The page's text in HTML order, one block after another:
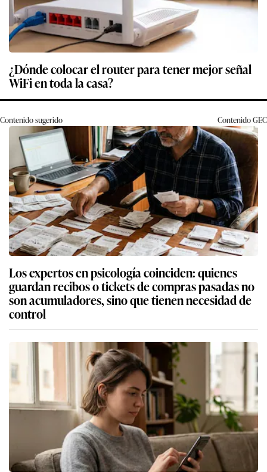
¿Dónde colocar el router para tener mejor señal
WiFi en toda la casa?
Contenido sugerido ContenidoGEC
Los expertos en psicología coinciden: quienes
guardan recibos o tickets de compras pasadas no
son acumuladores, sino que tienen necesidad de
control